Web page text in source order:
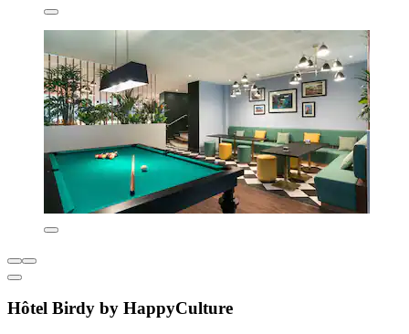
Hôtel Birdy by HappyCulture